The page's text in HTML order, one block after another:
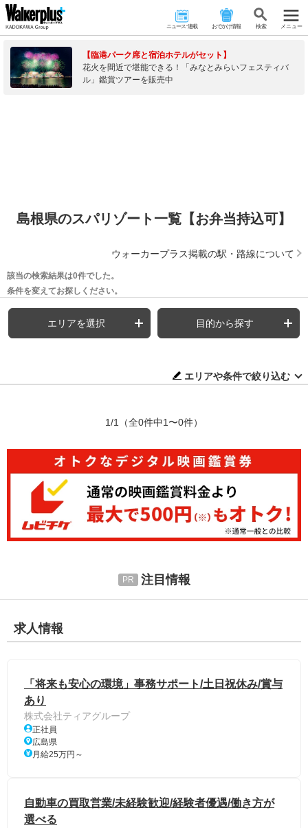
ニュース･連載 おでかけ情報 検 索 メニュー
【臨港パーク席と宿泊ホテルがセット】
花火を間近で堪能できる！「みなとみらいフェスティバ
ル」鑑賞ツアーを販売中
島根県のスパリゾート一覧【お弁当持込可】
ウォーカープラス掲載の駅・路線について
該当の検索結果は0件でした。
条件を変えてお探しください。
エリアを選択 目的から探す
エリアや条件で絞り込む
1/1 （全0件中1〜0件）
注目情報
求人情報
「将来も安心の環境」事務サポート/土日祝休み/賞与
あり
株式会社ティアグループ
正社員
広島県
月給25万円～
自動車の買取営業/未経験歓迎/経験者優遇/働き方が
選べる